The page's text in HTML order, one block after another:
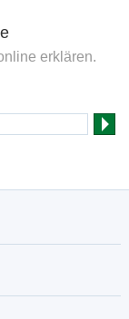
erklären.